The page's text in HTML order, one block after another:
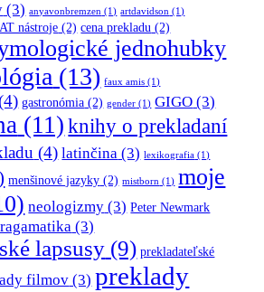
(3) anyavonbremzen (1) artdavidson (1)
nástroje (2) cena prekladu (2)
jednohubky
(13) faux amis (1)
gastronómia (2) gender (1) GIGO (3)
(11) knihy o prekladaní
(4) latinčina (3) lexikografia (1)
menšinové jazyky (2) mistborn (1) moje
neologizmy (3) Peter Newmark
(3)
lapsusy (9) prekladateľské
filmov (3) preklady